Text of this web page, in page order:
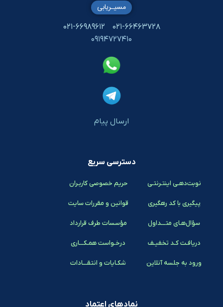
۰۲۱-۶۶۴۶۳۷۲۸
۰۲۱-۶۶۹۸۹۶۱۲
۰۹۱۹۴۷۲۷۴۱۰
ارسال پیام
مسیـریابی
دسترسی سریع
نوبت‌دهـی اینتـرنتـی
پیگیری با کد رهگیری
سؤال‌هـای متـــداول
دریافـت کـد تخفیـف
ورود به جلسه آنلاین
حریم خصوصی کاربـران
قوانین و مقررات سایت
مؤسسات طرف قرارداد
درخـواست همـکـــاری
شکـایات و انتقـــادات
نمادهای اعتماد